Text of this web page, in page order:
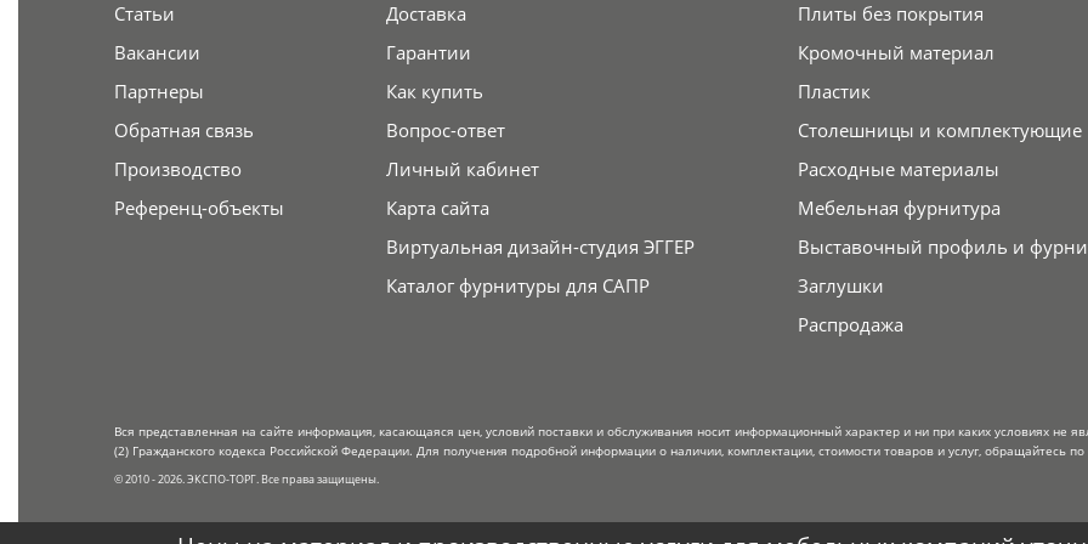
Статьи
Вакансии
Партнеры
Обратная связь
Производство
Референц-объекты
Доставка
Гарантии
Как купить
Вопрос-ответ
Личный кабинет
Карта сайта
Виртуальная дизайн-студия ЭГГЕР
Каталог фурнитуры для САПР
Плиты без покрытия
Кромочный материал
Пластик
Столешницы и комплектующие
Расходные материалы
Мебельная фурнитура
Выставочный профиль и
Заглушки
Распродажа
Вся представленная на сайте информация, касающаяся цен, условий поставки и обслуживания носит информационный характер и ни при каких условиях не
(2) Гражданского кодекса Российской Федерации. Для получения подробной информации о наличии, комплектации, стоимости товаров и услуг, обращайтесь
© 2010 - 2026. ЭКСПО-ТОРГ. Все права защищены.